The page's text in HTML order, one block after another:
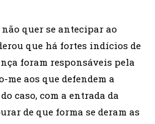
quer se antecipar ao
que há fortes indícios de
foram responsáveis pela
me aos que defendem a
caso, com a entrada da
de que forma se deram as